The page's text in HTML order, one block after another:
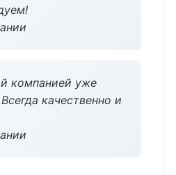
компанией уже
качественно и